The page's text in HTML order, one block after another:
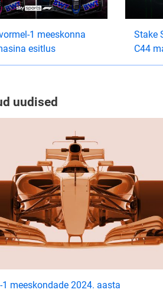
1 meeskonna
esitlus
Stake
C44
uudised
1 meeskondade 2024. aasta